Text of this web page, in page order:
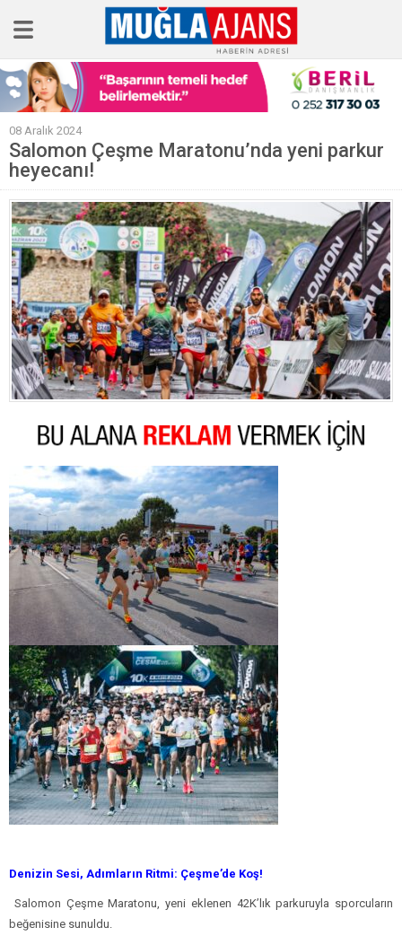
Ana Sayfa
Tüm Haberler
Köşe Yazıları
Sağlık
Magazin
Künye
08 Aralık 2024
Salomon Çeşme Maratonu’nda yeni parkur
heyecanı!
Denizin Sesi, Adımların Ritmi: Çeşme’de Koş!
Salomon Çeşme Maratonu, yeni eklenen 42K’lık parkuruyla sporcuların
beğenisine sunuldu.